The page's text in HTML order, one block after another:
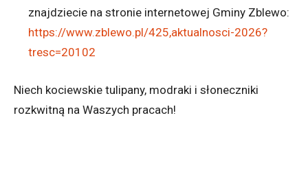
znajdziecie na stronie internetowej Gminy Zblewo:
https://www.zblewo.pl/425,aktualnosci-2026?
tresc=20102
Niech kociewskie tulipany, modraki i słoneczniki
rozkwitną na Waszych pracach!